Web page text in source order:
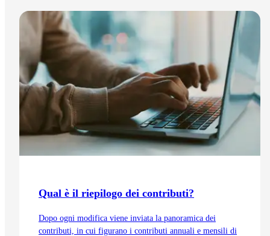
Qual è il riepilogo dei contributi?
Dopo ogni modifica viene inviata la panoramica dei
contributi, in cui figurano i contributi annuali e mensili di